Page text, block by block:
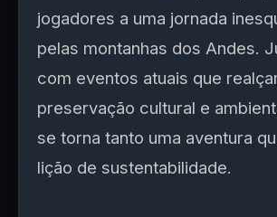
jogadores a uma jornada
pelas montanhas dos Andes.
com eventos atuais que
preservação cultural e
se torna tanto uma aventura
lição de sustentabilidade.